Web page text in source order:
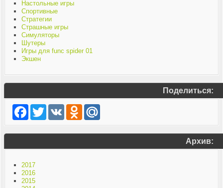
Настольные игры
Спортивные
Стратегии
Страшные игры
Симуляторы
Шутеры
Игры для func spider 01
Экшен
Поделиться:
Facebook
TwitterVK Odnoklassniki
Mail.Ru
Архив:
2017
2016
2015